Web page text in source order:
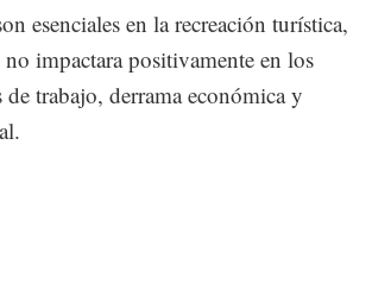
esenciales en la recreación turística,
impactara positivamente en los
de trabajo, derrama económica y